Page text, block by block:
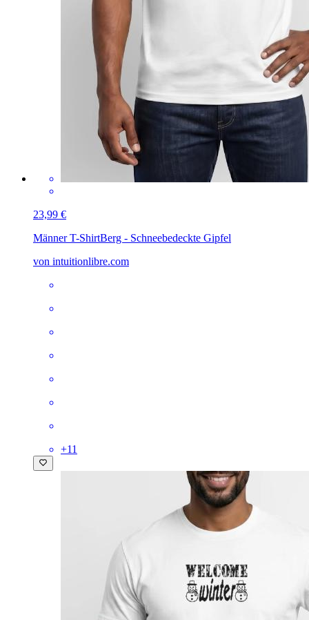
23,99 €
Männer T-ShirtBerg - Schneebedeckte Gipfel
von intuitionlibre.com
+11